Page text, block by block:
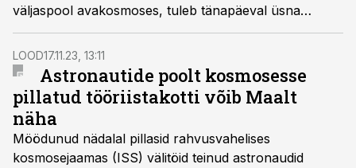
väljaspool avakosmoses, tuleb tänapäeval üsna
sagedasti ette. Need ei ületa õieti uudisekünnistki – kui
just midagi ebaharilikku ei juhtu. Tööriistakoti
kosmosesse pillamine, mis juhtus eile, seda kahtlemata
on.
LOOD17.11.23, 13:11
Astronautide poolt kosmosesse
pillatud tööriistakotti võib Maalt
näha
Möödunud nädalal pillasid rahvusvahelises
kosmosejaamas (ISS) välitöid teinud astronaudid